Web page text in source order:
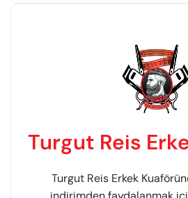
Turgut Reis
Turgut Reis Erkek